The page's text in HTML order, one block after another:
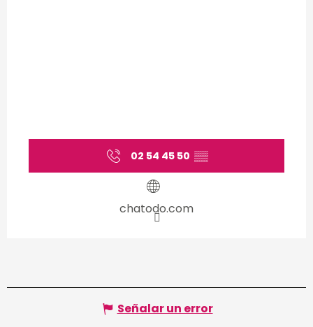
02 54 45 50 ▒▒
chatodo.com
Señalar un error